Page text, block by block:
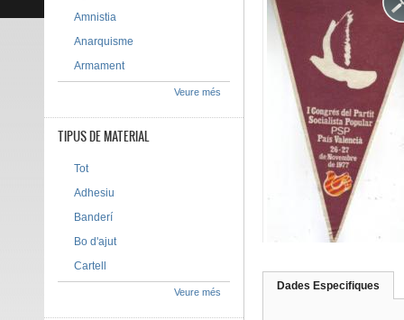
Dades Especifiques
Amnistia
Anarquisme
Armament
Veure més
TIPUS DE MATERIAL
Tot
Adhesiu
Banderí
Bo d'ajut
Cartell
Veure més